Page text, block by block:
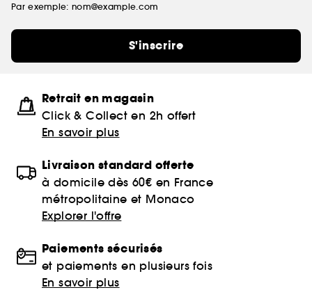
Par exemple: nom@example.com
S'inscrire
Retrait en magasin
Click & Collect en 2h offert
En savoir plus
Livraison standard offerte
à domicile dès 60€ en France
métropolitaine et Monaco
Explorer l'offre
Paiements sécurisés
et paiements en plusieurs fois
En savoir plus